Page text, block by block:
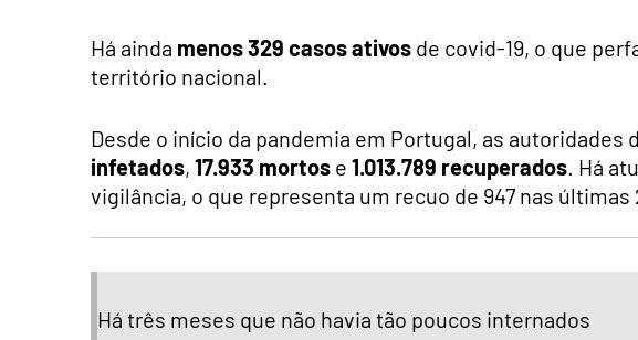
Há ainda menos 329 casos ativos de covid-19, o que
território nacional.
Desde o início da pandemia em Portugal, as autoridades
infetados, 17.933 mortos e 1.013.789 recuperados . Há
vigilância, o que representa um recuo de 947 nas últimas
Há três meses que não havia tão poucos internados